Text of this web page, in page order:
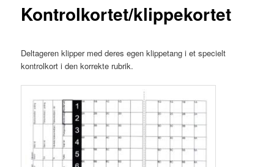
Kontrolkortet/klippekortet
Deltageren klipper med deres egen klippetang i et specielt
kontrolkort i den korrekte rubrik.